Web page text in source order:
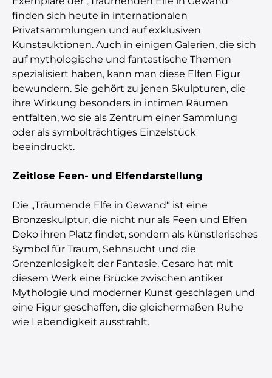
finden sich heute in internationalen
Privatsammlungen und auf exklusiven
Kunstauktionen. Auch in einigen Galerien, die sich
auf mythologische und fantastische Themen
spezialisiert haben, kann man diese Elfen Figur
bewundern. Sie gehört zu jenen Skulpturen, die
ihre Wirkung besonders in intimen Räumen
entfalten, wo sie als Zentrum einer Sammlung
oder als symbolträchtiges Einzelstück
beeindruckt.
Zeitlose Feen- und Elfendarstellung
Die „Träumende Elfe in Gewand“ ist eine
Bronzeskulptur, die nicht nur als Feen und Elfen
Deko ihren Platz findet, sondern als künstlerisches
Symbol für Traum, Sehnsucht und die
Grenzenlosigkeit der Fantasie. Cesaro hat mit
diesem Werk eine Brücke zwischen antiker
Mythologie und moderner Kunst geschlagen und
eine Figur geschaffen, die gleichermaßen Ruhe
wie Lebendigkeit ausstrahlt.